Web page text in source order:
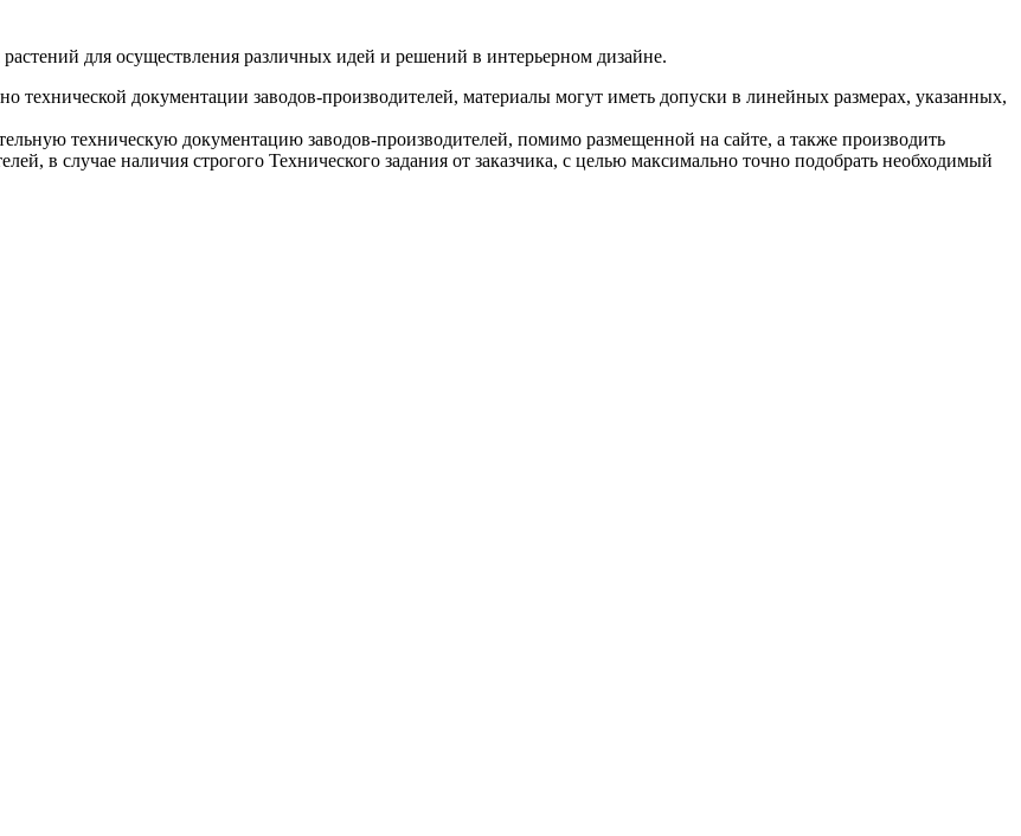
для осуществления различных идей и решений в интерьерном дизайне.
технической документации заводов-производителей, материалы могут иметь допуски в линейных размерах, указанных,
техническую документацию заводов-производителей, помимо размещенной на сайте, а также производить
в случае наличия строгого Технического задания от заказчика, с целью максимально точно подобрать необходимый